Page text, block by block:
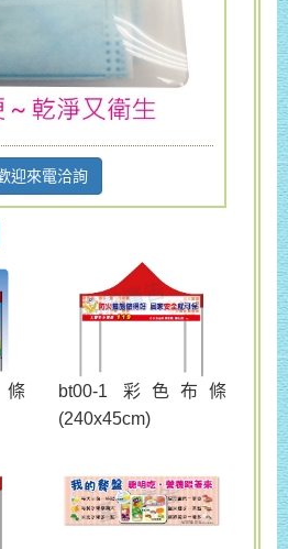
迎來電洽詢
bt00-1 彩色布條
(240x45cm)